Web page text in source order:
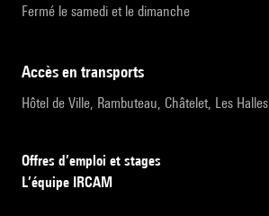
Fermé le samedi et le dimanche
accès en transports
Hôtel de Ville, Rambuteau, Châtelet, Les Halles
Offres d’emploi et stages
L’équipe IRCAM